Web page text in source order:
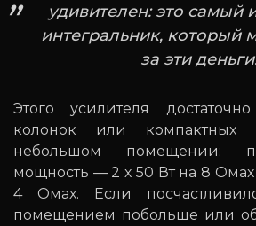
удивителен: это самый
интегральник, который
за эти
Этого усилителя
колонок или компактных
небольшом помещении:
мощность — 2 х 50 Вт на 8 Омах
4 Омах. Если
помещением побольше или